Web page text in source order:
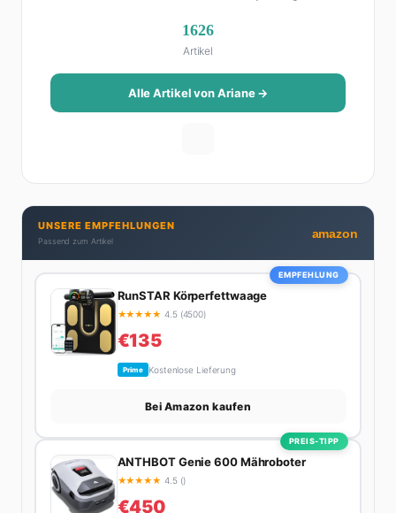
Als Lifestyle-Redakteurin schreibt sie über alles, was
das Leben schöner macht: von Interior Design und
Reise-Tipps über Food-Trends bis hin zu
Beziehungsratgebern, die auch Männer gerne lesen.
Ihre Geheimwaffe: Sie weiß genau, was Frauen an
Brunch-Spot der Stadt. Ihre Interior-Tipps basieren
auf echter Erfahrung – ihre Wohnung wurde schon
zweimal in Design-Blogs gefeatured.
1626
Artikel
Alle Artikel von Ariane →
UNSERE EMPFEHLUNGEN
Passend zum Artikel
amazon
EMPFEHLUNG
RunSTAR Körperfettwaage
★★★★★ 4.5 (4500)
€135
Prime Kostenlose Lieferung
Bei Amazon kaufen
PREIS-TIPP
ANTHBOT Genie 600 Mähroboter
★★★★★ 4.5 ()
€450